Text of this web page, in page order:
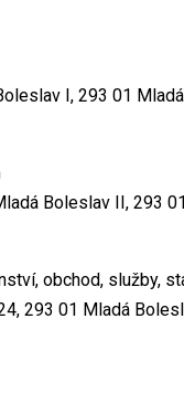
I, 293 01
Boleslav II, 293
obchod, služby,
293 01 Mladá